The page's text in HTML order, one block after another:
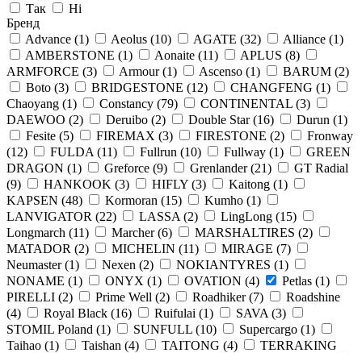
Так
Ні
Бренд
Advance (1) Aeolus (10) AGATE (32) Alliance (1)
AMBERSTONE (1) Aonaite (11) APLUS (8)
ARMFORCE (3) Armour(1) Ascenso (1) BARUM (2)
Boto (3) BRIDGESTONE (12) CHANGFENG (1)
Chaoyang (1) Constancy (79) CONTINENTAL (3)
DAEWOO (2) Deruibo (2) Double Star(16) Durun (1)
Fesite (5) FIREMAX (3) FIRESTONE (2)
Fronway
(12)
FULDA (11) Fullrun (10) Fullway (1)
GREEN
DRAGON (1) Greforce (9) Grenlander(21)
GT Radial
(9)
HANKOOK (3) HIFLY (3) Kaitong (1)
KAPSEN (48) Kormoran (15) Kumho (1)
LANVIGATOR (22) LASSA (2) LingLong (15)
Longmarch (11) Marcher(6) MARSHALTIRES (2)
MATADOR (2) MICHELIN (11) MIRAGE (7)
Neumaster(1) Nexen (2) NOKIANTYRES (1)
NONAME (1) ONYX (1) OVATION (4) Petlas (1)
PIRELLI (2) Prime Well (2) Roadhiker(7)
Roadshine
(4)
Royal Black (16) Ruifulai (1) SAVA (3)
STOMIL Poland (1) SUNFULL (10) Supercargo (1)
Taihao (1) Taishan (4) TAITONG (4)
TERRAKING